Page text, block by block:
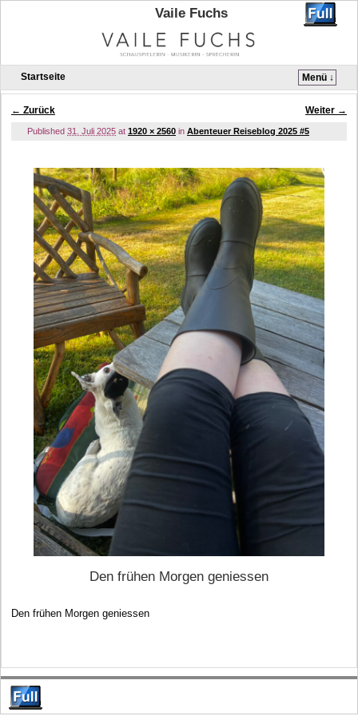
Vaile Fuchs
Startseite
Menü ↓
Zum Inhalt wechseln
Zum sekundären Inhalt wechseln
Bilder-Navigation
← Zurück Weiter →
Published 31. Juli 2025 at 1920 × 2560 in Abenteuer Reiseblog 2025 #5
Den frühen Morgen geniessen
Den frühen Morgen geniessen